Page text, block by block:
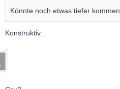
Könnte noch etwas tiefer kommen
Konstruktiv.